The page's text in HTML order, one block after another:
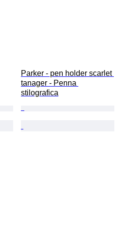
Parker - pen holder scarlet
tanager - Penna
stilografica